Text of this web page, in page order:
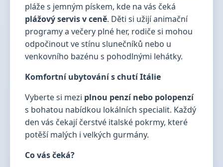
pláže s jemným pískem, kde na vás čeká
plážový servis v ceně. Děti si užijí animační
programy a večery plné her, rodiče si mohou
odpočinout ve stínu slunečníků nebo u
venkovního bazénu s pohodlnými lehátky.
Komfortní ubytování s chutí Itálie
Vyberte si mezi plnou penzí nebo polopenzí
s bohatou nabídkou lokálních specialit. Každý
den vás čekají čerstvé italské pokrmy, které
potěší malých i velkých gurmány.
Co vás čeká?